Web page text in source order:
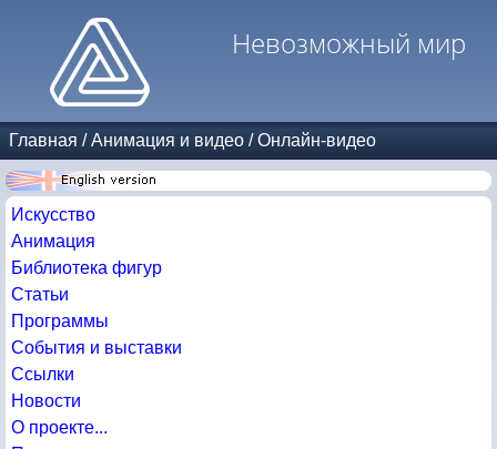
Невозможный мир
Главная /Анимация и видео /Онлайн-видео
Искусство
Анимация
Библиотека фигур
Статьи
Программы
События и выставки
Ссылки
Новости
О проекте...